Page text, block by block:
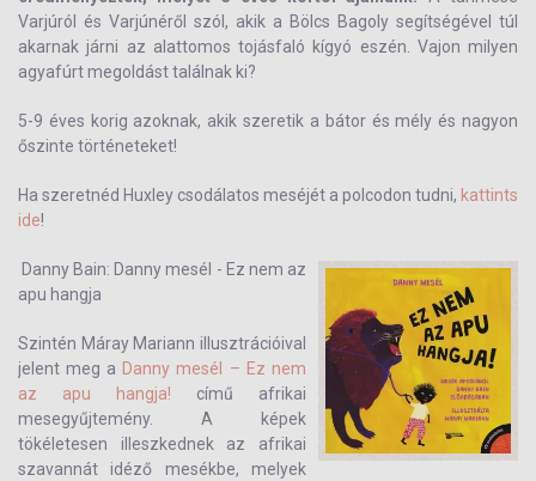
Varjúról és Varjúnéről szól, akik a Bölcs Bagoly segítségével túl
akarnak járni az alattomos tojásfaló kígyó eszén. Vajon milyen
agyafúrt megoldást találnak ki?
5-9 éves korig azoknak, akik szeretik a bátor és mély és nagyon
őszinte történeteket!
Ha szeretnéd Huxley csodálatos meséjét a polcodon tudni, kattints
ide!
Danny Bain: Danny mesél - Ez nem az
apu hangja
Szintén Máray Mariann illusztrációival
jelent meg a Danny mesél – Ez nem
az apu hangja! című afrikai
mesegyűjtemény. A képek
tökéletesen illeszkednek az afrikai
szavannát idéző mesékbe, melyek